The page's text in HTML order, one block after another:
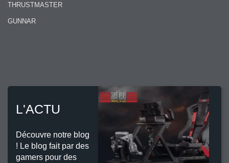
THRUSTMASTER
GUNNAR
L'ACTU
Découvre notre blog
! Le blog fait par des
gamers pour des